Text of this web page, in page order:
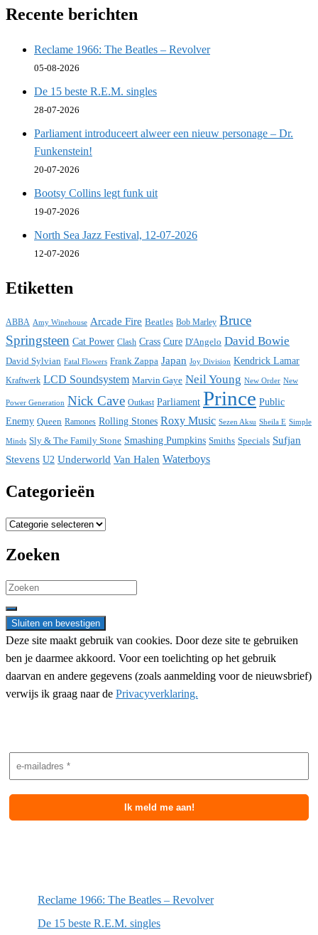
Recente berichten
Reclame 1966: The Beatles – Revolver
05-08-2026
De 15 beste R.E.M. singles
28-07-2026
Parliament introduceert alweer een nieuw personage – Dr.
Funkenstein!
20-07-2026
Bootsy Collins legt funk uit
19-07-2026
North Sea Jazz Festival, 12-07-2026
12-07-2026
Etiketten
ABBA Amy Winehouse Arcade Fire Beatles Bob Marley Bruce
Springsteen Cat Power Clash Crass Cure D'Angelo David Bowie
David Sylvian Fatal Flowers Frank Zappa Japan Joy Division Kendrick Lamar
Kraftwerk LCD Soundsystem Marvin Gaye Neil Young New Order New
Power Generation Nick Cave Outkast Parliament Prince Public
Enemy Queen Ramones Rolling Stones Roxy Music Sezen Aksu Sheila E Simple
Minds Sly & The Family Stone Smashing Pumpkins Smiths Specials Sufjan
Stevens U2 Underworld Van Halen Waterboys
Categorieën
Categorieën
Zoeken
Search
for:
Deze site maakt gebruik van cookies. Door deze site te gebruiken
ben je daarmee akkoord. Voor een toelichting op het gebruik
daarvan en andere gegevens (zoals aanmelding voor de nieuwsbrief)
verwijs ik graag naar de Privacyverklaring.
Reclame 1966: The Beatles – Revolver
De 15 beste R.E.M. singles